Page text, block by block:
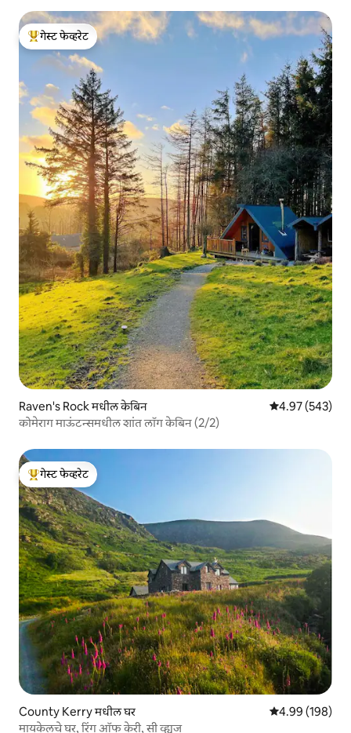
टॉप गेस्ट फेव्हरेट
गेस्ट फेव्हरेट
Raven's Rock मधील केबिन 5 पैकी 4.97
4.97 (543)
कोमेराग माऊंटन्समधील शांत लॉग केबिन (2/2)
टॉप गेस्ट फेव्हरेट
गेस्ट फेव्हरेट
County Kerry मधील घर 5 पैकी 4.99
4.99 (198)
मायकेलचे घर, रिंग ऑफ केरी, सी व्ह्यूज